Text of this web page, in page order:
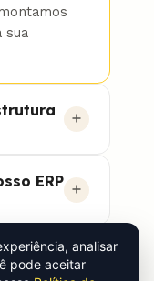
sua
você já
na loja ou
jeito.
ERP
Quais
alinha
e o
analisar
pode aceitar